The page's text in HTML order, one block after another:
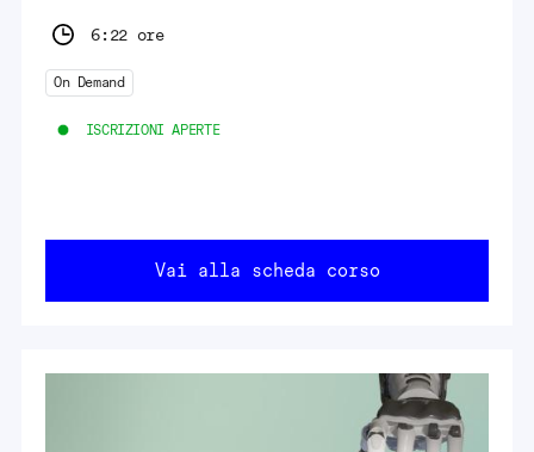
6:22 ore
On Demand
ISCRIZIONI APERTE
Vai alla scheda corso